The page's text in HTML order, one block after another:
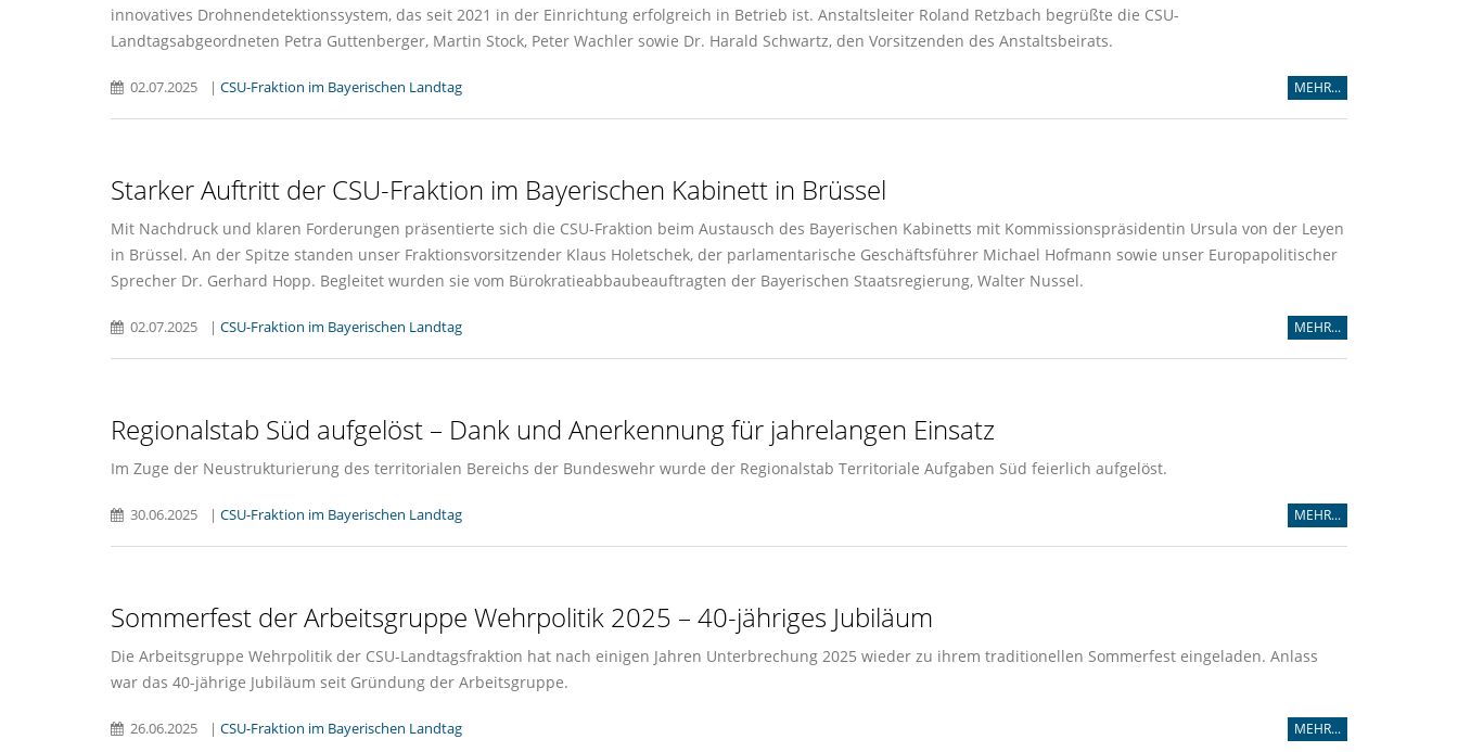
innovatives Drohnendetektionssystem, das seit 2021 in der Einrichtung erfolgreich in Betrieb ist. Anstaltsleiter Roland Retzbach begrüßte die CSU-
Landtagsabgeordneten Petra Guttenberger, Martin Stock, Peter Wachler sowie Dr. Harald Schwartz, den Vorsitzenden des Anstaltsbeirats.
02.07.2025 | CSU-Fraktion im Bayerischen Landtag MEHR...
Starker Auftritt der CSU-Fraktion im Bayerischen Kabinett in Brüssel
Mit Nachdruck und klaren Forderungen präsentierte sich die CSU-Fraktion beim Austausch des Bayerischen Kabinetts mit Kommissionspräsidentin Ursula von der Leyen
in Brüssel. An der Spitze standen unser Fraktionsvorsitzender Klaus Holetschek, der parlamentarische Geschäftsführer Michael Hofmann sowie unser Europapolitischer
Sprecher Dr. Gerhard Hopp. Begleitet wurden sie vom Bürokratieabbaubeauftragten der Bayerischen Staatsregierung, Walter Nussel.
02.07.2025 | CSU-Fraktion im Bayerischen Landtag MEHR...
Regionalstab Süd aufgelöst – Dank und Anerkennung für jahrelangen Einsatz
Im Zuge der Neustrukturierung des territorialen Bereichs der Bundeswehr wurde der Regionalstab Territoriale Aufgaben Süd feierlich aufgelöst.
30.06.2025 | CSU-Fraktion im Bayerischen Landtag MEHR...
Sommerfest der Arbeitsgruppe Wehrpolitik 2025 – 40-jähriges Jubiläum
Die Arbeitsgruppe Wehrpolitik der CSU-Landtagsfraktion hat nach einigen Jahren Unterbrechung 2025 wieder zu ihrem traditionellen Sommerfest eingeladen. Anlass
war das 40-jährige Jubiläum seit Gründung der Arbeitsgruppe.
26.06.2025 | CSU-Fraktion im Bayerischen Landtag MEHR...